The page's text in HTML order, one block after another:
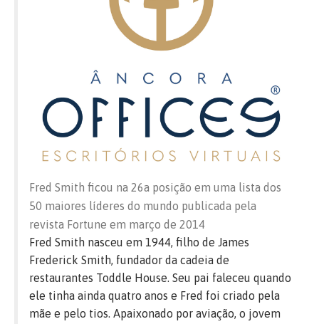
Fred Smith ficou na 26a posição em uma lista dos
50 maiores líderes do mundo publicada pela
revista Fortune em março de 2014
Fred Smith nasceu em 1944, filho de James
Frederick Smith, fundador da cadeia de
restaurantes Toddle House. Seu pai faleceu quando
ele tinha ainda quatro anos e Fred foi criado pela
mãe e pelo tios. Apaixonado por aviação, o jovem